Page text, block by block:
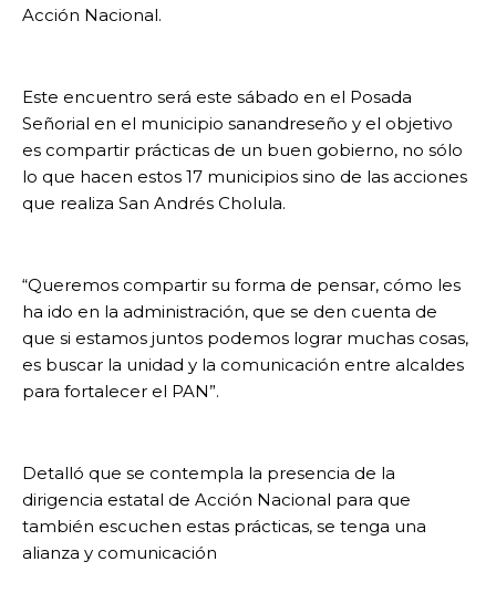
Acción Nacional.
Este encuentro será este sábado en el Posada
Señorial en el municipio sanandreseño y el objetivo
es compartir prácticas de un buen gobierno, no sólo
lo que hacen estos 17 municipios sino de las acciones
que realiza San Andrés Cholula.
“Queremos compartir su forma de pensar, cómo les
ha ido en la administración, que se den cuenta de
que si estamos juntos podemos lograr muchas cosas,
es buscar la unidad y la comunicación entre alcaldes
para fortalecer el PAN”.
Detalló que se contempla la presencia de la
dirigencia estatal de Acción Nacional para que
también escuchen estas prácticas, se tenga una
alianza y comunicación